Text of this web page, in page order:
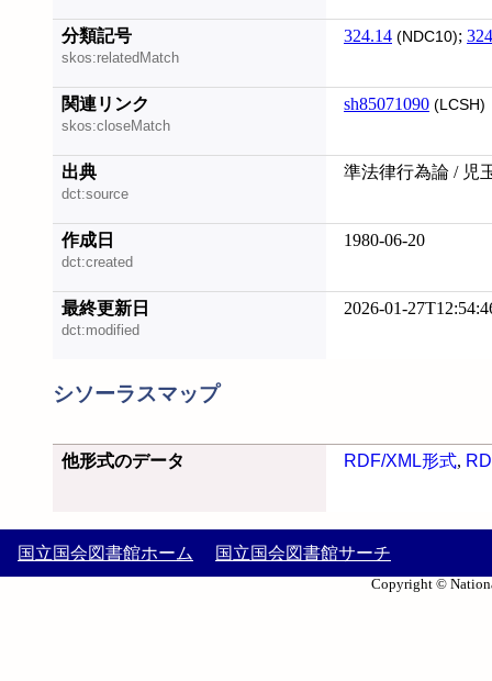
分類記号
skos:relatedMatch
324.14 (NDC10);
関連リンク
skos:closeMatch
sh85071090 (LCSH)
出典
dct:source
準法律行為論 / 児
作成日
dct:created
1980-06-20
最終更新日
dct:modified
2026-01-
シソーラスマップ
他形式のデータ RDF/XML形式,
国立国会図書館ホーム 国立国会図書館サーチ
Copyright ©